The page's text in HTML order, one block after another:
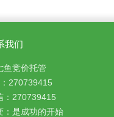
我们
鱼竞价托管
270739415
：270739415
：是成功的开始